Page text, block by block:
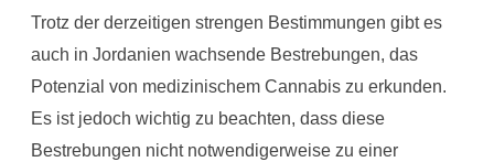
Trotz der derzeitigen strengen Bestimmungen gibt es
auch in Jordanien wachsende Bestrebungen, das
Potenzial von medizinischem Cannabis zu erkunden.
Es ist jedoch wichtig zu beachten, dass diese
Bestrebungen nicht notwendigerweise zu einer